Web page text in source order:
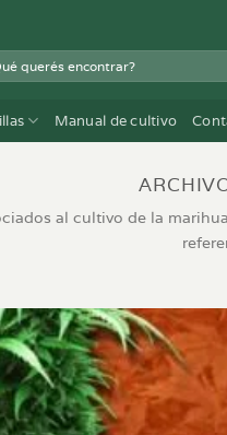
Manual de cultivo
al cultivo de la